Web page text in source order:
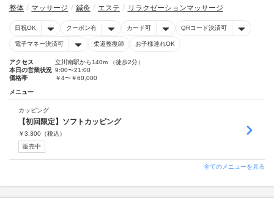
整体 マッサージ 鍼灸 エステ リラクゼーションマッサージ
日祝OK クーポン有 カード可 QRコード決済可
電子マネー決済可 柔道整復師 お子様連れOK
アクセス
立川南駅から140m （徒歩2分）
本日の営業状況 9:00〜21:00
価格帯
￥4〜￥60,000
メニュー
カッピング
【初回限定】ソフトカッピング
￥3,300 （税込）
販売中
全てのメニューを見る